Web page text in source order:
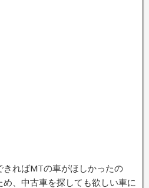
ればMTの車がほしかったの
、中古車を探しても欲しい車に